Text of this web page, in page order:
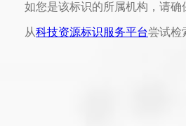
如您是该标识的所属机构，请确
从科技资源标识服务平台尝试检